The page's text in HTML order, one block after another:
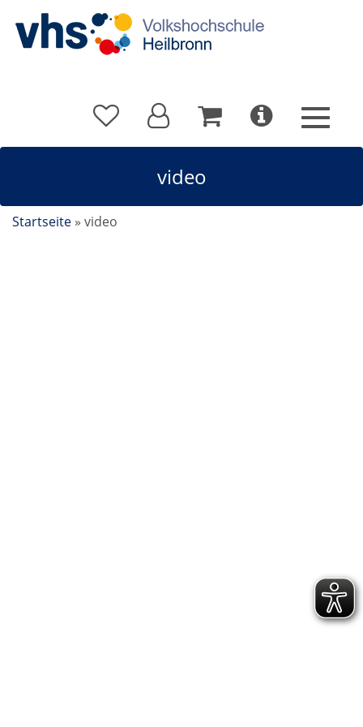
video
Startseite » video